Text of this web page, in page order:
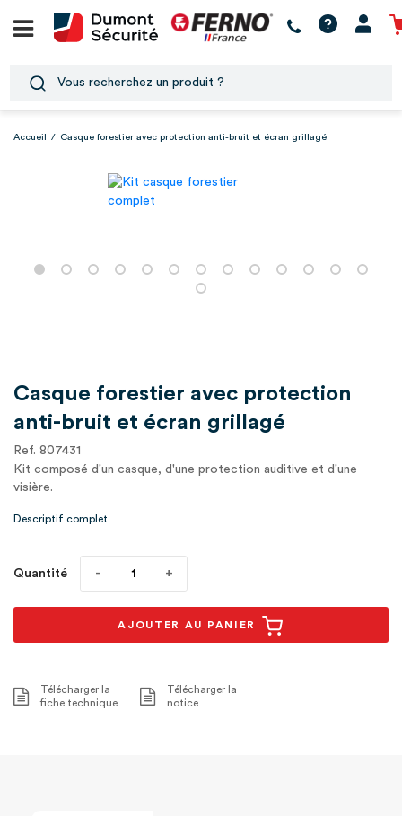
Accueil / Casque forestier avec protection anti-bruit et écran grillagé
Casque forestier avec protection
anti-bruit et écran grillagé
Ref. 807431
Kit composé d'un casque, d'une protection auditive et d'une
visière.
Descriptif complet
Quantité
AJOUTER AU PANIER
Télécharger la
fiche technique
Télécharger la
notice